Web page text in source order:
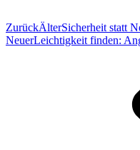
ZurückÄlterSicherheit statt
NeuerLeichtigkeit finden: